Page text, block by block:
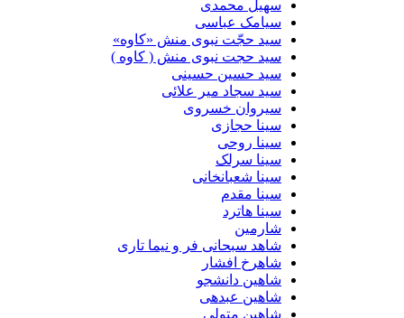
سهیل محمدی
سیامک عباسی
سید حجّت نبوی منش «کاوه»
سید حجت نبوی منش ( کاوه )
سید حسین حسینى
سید سجاد میر علائی
سیروان خسروی
سینا حجازی
سینا روحی
سینا سرلک
سینا شعبانخانی
سینا مقدم
سینا هاترد
شارمین
شاهد سبحانی فر و نیما تاری
شاهرخ افشار
شاهین دانشجو
شاهین عبدهی
شاهین متولی